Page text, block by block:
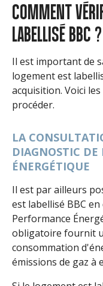
COMMENT
LABELLISÉ BBC ?
Il est important de
logement est
acquisition. Voici
procéder.
LA
DIAGNOSTIC DE
ÉNERGÉTIQUE
Il est par ailleurs
est labellisé BBC
Performance
obligatoire fournit
consommation
émissions de gaz à